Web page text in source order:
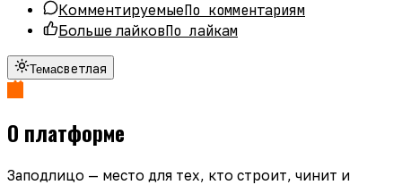
КомментируемыеПо комментариям
Больше лайковПо лайкам
Темасветлая
О платформе
Заподлицо — место для тех, кто строит, чинит и